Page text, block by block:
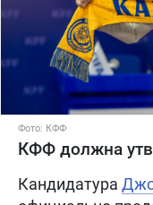
Фото: КФФ
КФФ должна
Кандидатура